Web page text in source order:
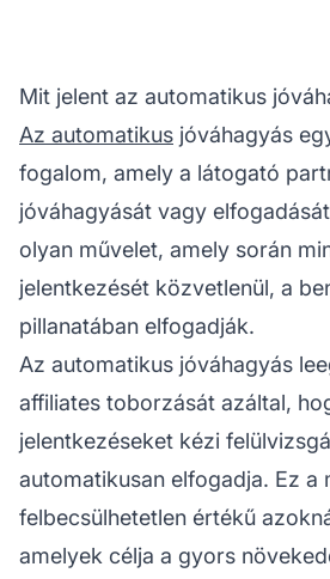
Mit jelent az automatikus
Az automatikus jóváhagyás
fogalom, amely a látogató
jóváhagyását vagy
olyan művelet, amely során
jelentkezését közvetlenül, a
pillanatában elfogadják.
Az automatikus jóváhagyás
affiliates toborzását azáltal,
jelentkezéseket kézi
automatikusan elfogadja. Ez a
felbecsülhetetlen értékű
amelyek célja a gyors